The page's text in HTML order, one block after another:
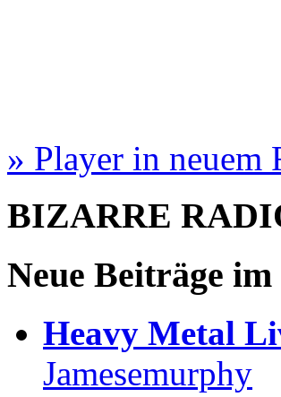
» Player in neuem
BIZARRE
Neue Beiträge im
Heavy Metal
Jamesemurphy